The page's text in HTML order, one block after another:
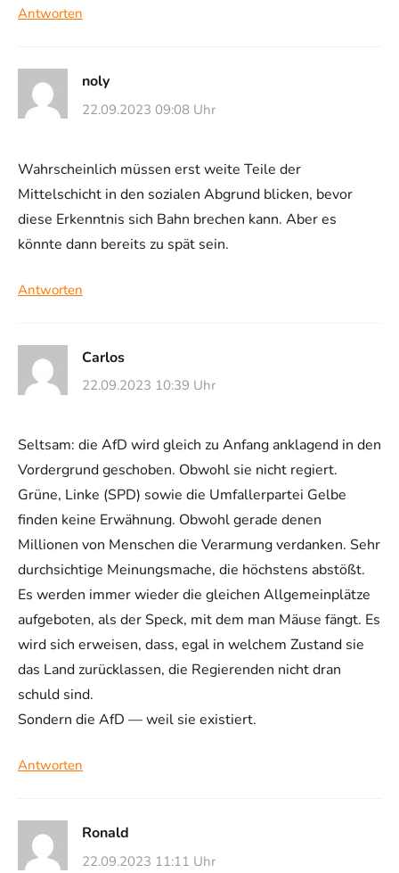
Antworten
noly
22.09.2023 09:08 Uhr
Wahrscheinlich müssen erst weite Teile der
Mittelschicht in den sozialen Abgrund blicken, bevor
diese Erkenntnis sich Bahn brechen kann. Aber es
könnte dann bereits zu spät sein.
Antworten
Carlos
22.09.2023 10:39 Uhr
Seltsam: die AfD wird gleich zu Anfang anklagend in den
Vordergrund geschoben. Obwohl sie nicht regiert.
Grüne, Linke (SPD) sowie die Umfallerpartei Gelbe
finden keine Erwähnung. Obwohl gerade denen
Millionen von Menschen die Verarmung verdanken. Sehr
durchsichtige Meinungsmache, die höchstens abstößt.
Es werden immer wieder die gleichen Allgemeinplätze
aufgeboten, als der Speck, mit dem man Mäuse fängt. Es
wird sich erweisen, dass, egal in welchem Zustand sie
das Land zurücklassen, die Regierenden nicht dran
schuld sind.
Sondern die AfD — weil sie existiert.
Antworten
Ronald
22.09.2023 11:11 Uhr